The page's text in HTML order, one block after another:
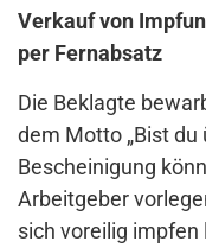
Verkauf von
per Fernabsatz
Die Beklagte
dem Motto „Bist du
Bescheinigung
Arbeitgeber
sich voreilig impfen